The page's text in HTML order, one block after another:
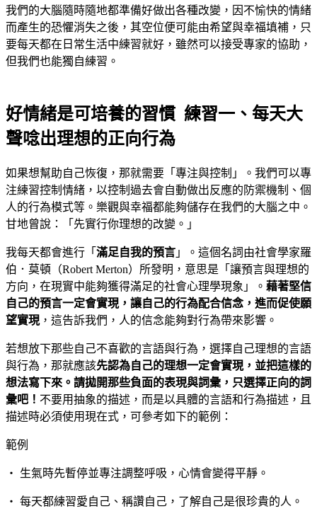
我們的大腦隨時隨地都準備好做出各種改變，因不愉快的情緒
而產生的恐懼消失之後，其空位便可能由希望與幸福填補，只
要每天都在日常生活中練習就好，雖然可以接受專家的協助，
但我們也能獨自練習。
好情緒是可培養的習慣 練習一、每天大
聲唸出理想的正向行為
如果想幫助自己恢復，那就需要「專注與控制」。我們可以專
注練習控制情緒，以控制過去會自動做出反應的防禦機制、個
人的行為模式等。樂觀與幸福都能夠儲存在我們的大腦之中。
甘地曾說：「先實行你理想的改變。」
我每天都會進行「 滿足自我的預言 」。這個名詞由社會學家羅
伯．莫頓（Robert Merton）所發明，意思是「讓預言與理想的
方向，在現實中能夠獲得滿足的社會心理學現象」。 藉著堅信
自己的預言一定會實現，讓自己的行為配合信念，進而促使願
望實現，這告訴我們，人的信念能夠對行為帶來影響。
若想放下那些自己不喜歡的言語與行為，選擇自己理想的言語
與行為，那就應該先認為自己的理想一定會實現，並把這樣的
想法寫下來。請拋開那些負面的表現與詞彙，只選擇正向的詞
彙吧！ 不要用抽象的描述，而是以具體的言語和行為描述，且
描述時必須使用現在式，可參考如下的範例：
範例
‧ 生氣時先暫停並專注調整呼吸，心情會變得平靜。
‧ 每天都練習愛自己、稱讚自己，了解自己是很珍貴的人。